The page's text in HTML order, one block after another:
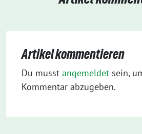
Artikel kommentieren
Du musst angemeldet sein,
Kommentar abzugeben.